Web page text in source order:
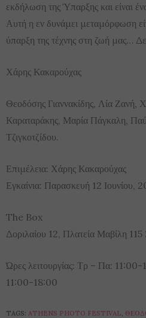
εκδήλωση της Ύπαρξης και είναι
Αυτή η εν δυνάμει μεταμόρφωση
ύπαρξη της τέχνης στη ζωή μας…
Χάρης Κακαρούχας
Θεοδόσης Γιαννακίδης, Λία
Καραταράκης, Μαρία Πάγκαλη,
Τζιγκοτζίδου.
Επιμέλεια: Χάρης Κακαρούχας
Εγκαίνια: Παρασκευή 12 Ιουνίου,
The Box
Δοριλαίου 12, Πλατεία Μαβίλη 115
Ώρες λειτουργίας: Τρ – Πα:
11:00-18:00
TAGS: ATHENS PHOTO FESTIVAL,